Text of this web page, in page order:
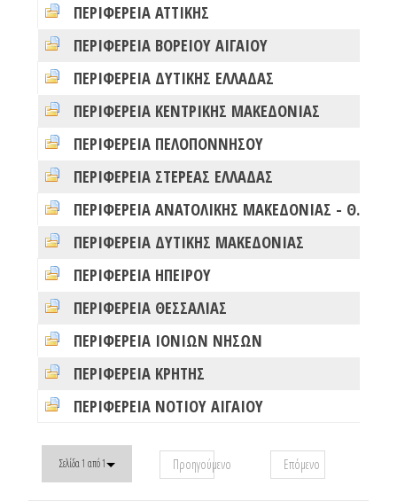
ΠΕΡΙΦΕΡΕΙΑ ΑΤΤΙΚΗΣ
ΠΕΡΙΦΕΡΕΙΑ ΒΟΡΕΙΟΥ ΑΙΓΑΙΟΥ
ΠΕΡΙΦΕΡΕΙΑ ΔΥΤΙΚΗΣ ΕΛΛΑΔΑΣ
ΠΕΡΙΦΕΡΕΙΑ ΚΕΝΤΡΙΚΗΣ ΜΑΚΕΔΟΝΙΑΣ
ΠΕΡΙΦΕΡΕΙΑ ΠΕΛΟΠΟΝΝΗΣΟΥ
ΠΕΡΙΦΕΡΕΙΑ ΣΤΕΡΕΑΣ ΕΛΛΑΔΑΣ
ΠΕΡΙΦΕΡΕΙΑ ΑΝΑΤΟΛΙΚΗΣ ΜΑΚΕΔΟΝΙΑΣ - ΘΡΑΚΗΣ
ΠΕΡΙΦΕΡΕΙΑ ΔΥΤΙΚΗΣ ΜΑΚΕΔΟΝΙΑΣ
ΠΕΡΙΦΕΡΕΙΑ ΗΠΕΙΡΟΥ
ΠΕΡΙΦΕΡΕΙΑ ΘΕΣΣΑΛΙΑΣ
ΠΕΡΙΦΕΡΕΙΑ ΙΟΝΙΩΝ ΝΗΣΩΝ
ΠΕΡΙΦΕΡΕΙΑ ΚΡΗΤΗΣ
ΠΕΡΙΦΕΡΕΙΑ ΝΟΤΙΟΥ ΑΙΓΑΙΟΥ
Σελίδα 1 από 1 Προηγούμενο Επόμενο